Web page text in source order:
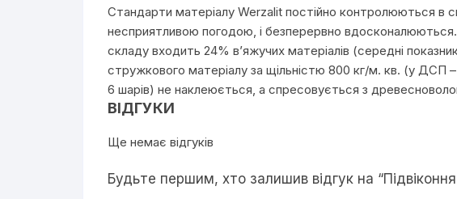
Стандарти матеріалу Werzalit постійно контролюються в
несприятливою погодою, і безперервно
складу входить 24% в’яжучих матеріалів (середні
стружкового матеріалу за щільністю 800 кг/м. кв. (у ДСП
6 шарів) не наклеюється, а спресовується з
ВІДГУКИ
Ще немає відгуків
Будьте першим, хто залишив відгук на